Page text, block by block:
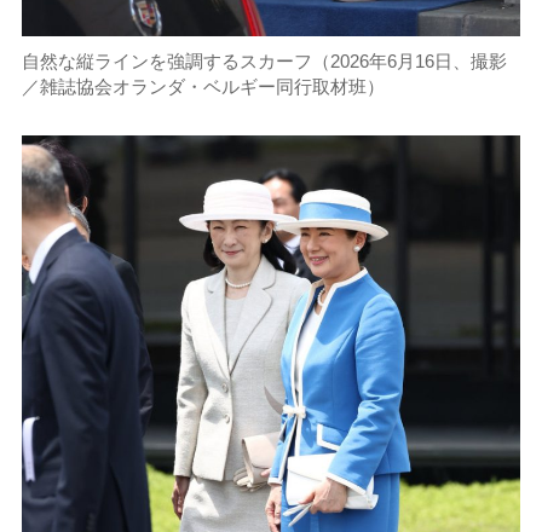
自然な縦ラインを強調するスカーフ（2026年6月16日、撮影
／雑誌協会オランダ・ベルギー同行取材班）